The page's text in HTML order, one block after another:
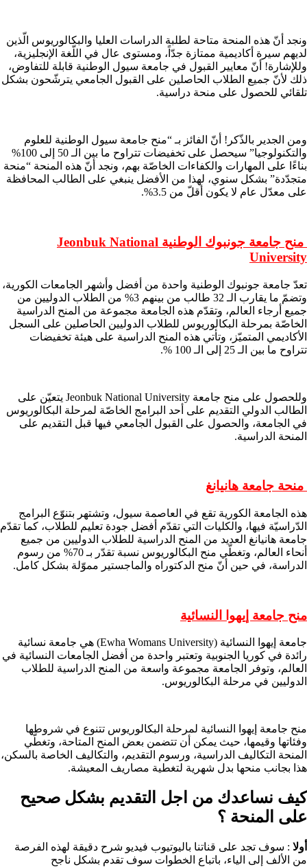
ونجد أنّ هذه المنحة متاحة لطلبة الدراسات العليا والبكالوريوس الّذين
لديهم سيرة أكاديمية ممتازة جدّاً، ومستوى عال في اللّغة الإنجليزية،
وللإشارة! أنّ معايير القبول في جامعة سيول الوطنية قابلة للتفاوض،
ذلك لأنّ جميع الطلاب الحاصلين على القبول الجامعي يترشّحون بشكل
تلقائي للحصول على منحة دراسية.
ومن الجدير بالذّكر! أنّ الفائز بـ “منح جامعة سيول الوطنية للعلوم
والتكنولوجيا” سيحصل على تخفيضات تتراوح ما بين الـ 50 إلى 100%
بناءًا على المهارات والكفاءات الخاصّة بهم، ونجد أنّ هذه المنحة “منحة
متجدّدة” بشكل سنوي، لهذا من الأفضل ينبغي على الطالب المحافظة
على معدّل عام لا يكون أقلّ من 3.5%.
منح جامعة جونبوك الوطنية Jeonbuk National
University
تعدّ جامعة جونبوك الوطنية واحدة من أفضل وأشهر الجامعات الكورية،
وتضمّ ما يقارب الـ 32 طالب من بينهم 3% من الطلاب الدوليين من
جميع أرجاء العالم، وتقدّم هذه الجامعة مجموعة من المنح الدراسية
الخاصّة بمرحلة البكالوريوس للطلاب الدوليين الحاصلين على السجل
الأكاديمي المتميّز، وتأتي هذه المنح الدراسية على هيئة تخفيضات
تتراوح ما بين الـ 25 إلى الـ 100 %.
وللحصول على منح جامعة Jeonbuk National University يتعيّن على
الطالب الدولي التقديم على أحد البرامج الخاصّة لمرحلة البكالوريوس
في الجامعة، والحصول على القبول الجامعي فيها قبل التقديم على
المنحة الدراسية.
منحة جامعة هانيانغ
هذه الجامعة الكورية تقع في العاصمة سيول، وتشتهر بتنوّع البرامج
الدّراسيّة فيها، والكليات التي تقدّم أفضل جودة تعليم للطلاب، كما تقدّم
جامعة هانيانغ العديد من المنح الدراسية للطلاب الدوليين من جميع
أنحاء العالم، وتغطّي منح البكالوريوس نسبة تقدّر بـ 70% من رسوم
الدراسة، في حين أنّ منح الدكتوراه والماجستير مموّلة بشكل كامل.
منح جامعة إيهوا النسائية
جامعة إيهوا النسائية (Ewha Womans University) هي جامعة نسائية
رائدة في كوريا الجنوبية وتعتبر واحدة من أفضل الجامعات النسائية في
العالم، وتوفر الجامعة مجموعة واسعة من المنح الدراسية للطلاب
الدوليين في مرحلة البكالوريوس.
منح جامعة إيهوا النسائية لمرحلة البكالوريوس تتنوع في شروطها
وفئاتها وقيمها، حيث يمكن أن تتضمن بعض المنح المتاحة، وتغطّي
المنحة التكاليف الدراسية، ورسوم التقديم، والتكاليف الخاصة بالسكن،
هذا بجانب منحها بدل شهرية لتغطية مصاريف المعيشة.
كيف نساعدك من اجل التقديم بشكل صحيح
على المنحة ؟​
أولا : سوف تجد على قناتنا باليوتيوب فيديو شرح دقيقة لهذه الفرصة
من الألف إلى الياء، باتباع الخطوات سوف تقدم بشكل ناجح